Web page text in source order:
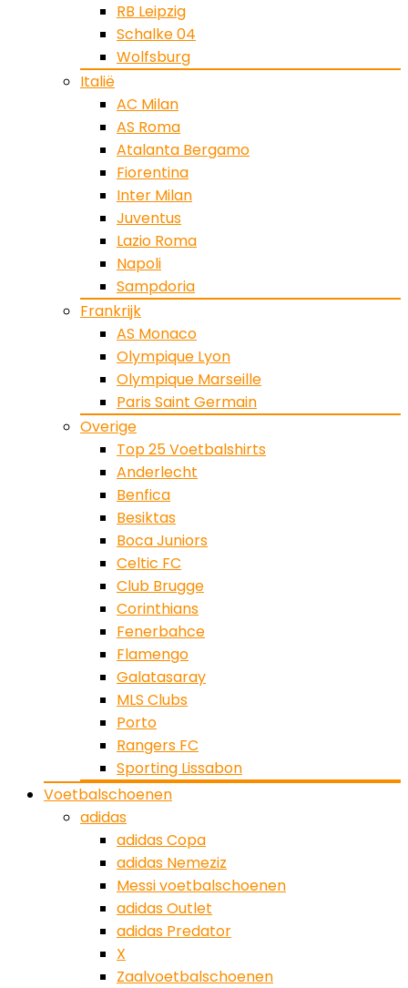
RB Leipzig
Schalke 04
Wolfsburg
Italië
AC Milan
AS Roma
Atalanta Bergamo
Fiorentina
Inter Milan
Juventus
Lazio Roma
Napoli
Sampdoria
Frankrijk
AS Monaco
Olympique Lyon
Olympique Marseille
Paris Saint Germain
Overige
Top 25 Voetbalshirts
Anderlecht
Benfica
Besiktas
Boca Juniors
Celtic FC
Club Brugge
Corinthians
Fenerbahce
Flamengo
Galatasaray
MLS Clubs
Porto
Rangers FC
Sporting Lissabon
Voetbalschoenen
adidas
adidas Copa
adidas Nemeziz
Messi voetbalschoenen
adidas Outlet
adidas Predator
X
Zaalvoetbalschoenen